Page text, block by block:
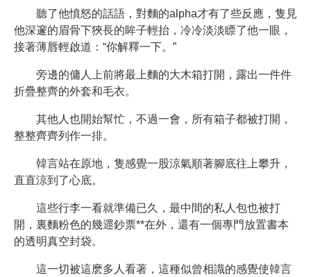
聽了他憤怒的話語，對麵的alpha才有了些反應，隻見
他深邃的眉骨下狹長的眸子輕抬，冷冷淡淡瞟了他一眼，
接著薄唇輕啟道：“你解釋一下。”
旁邊的傭人上前將最上麵的大木箱打開，露出一件件
折疊整齊的外套和毛衣。
其他人也開始幫忙，不過一會，所有箱子都被打開，
整整齊齊列作一排。
韓言站在原地，隻感覺一股涼氣順著腳底往上攀升，
直直涼到了心底。
這些行李一看就準備已久，最中間的私人包也被打
開，裏麵粉色的幾遝鈔票**在外，還有一個專門放置書本
的透明真空封袋。
這一切被這麽多人看著，這種似曾相識的感覺使韓言